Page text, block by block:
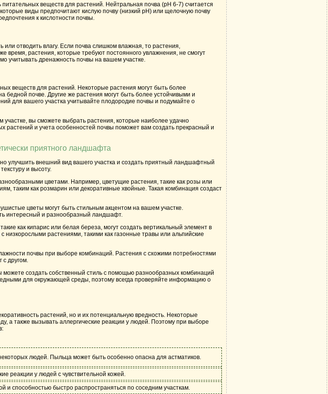
веществ для растений. Нейтральная почва (pH 6-7) считается
виды предпочитают кислую почву (низкий pH) или щелочную почву
к кислотности почвы.
отводить влагу. Если почва слишком влажная, то растения,
время, растения, которые требуют постоянного увлажнения, не смогут
учитывать дренажность почвы на вашем участке.
веществ для растений. Некоторые растения могут быть более
почве. Другие же растения могут быть более устойчивыми и
для вашего участка учитывайте плодородие почвы и подумайте о
вы сможете выбрать растения, которые наиболее удачно
и учета особенностей почвы поможет вам создать прекрасный и
приятного ландшафта
улучшить внешний вид вашего участка и создать приятный ландшафтный
и высоту.
цветами. Например, цветущие растения, такие как розы или
таким как розмарин или декоративные хвойные. Такая комбинация создаст
цветы могут быть стильным акцентом на вашем участке.
интересный и разнообразный ландшафт.
как кипарис или белая береза, могут создать вертикальный элемент в
растениями, такими как газонные травы или альпийские
почвы при выборе комбинаций. Растения с схожими потребностями
с другом.
можете создать собственный стиль с помощью разнообразных комбинаций
для окружающей среды, поэтому всегда проверяйте информацию о
растений, но и их потенциальную вредность. Некоторые
а также вызывать аллергические реакции у людей. Поэтому при выборе
людей. Пыльца может быть особенно опасна для астматиков.
реакции у людей с чувствительной кожей.
и способностью быстро распространяться по соседним участкам.